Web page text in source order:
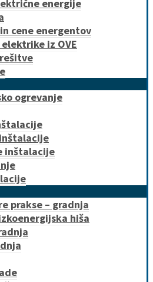
energije
cene energentov
iz OVE
ogrevanje
inštalacije
prakse – gradnja
hiša